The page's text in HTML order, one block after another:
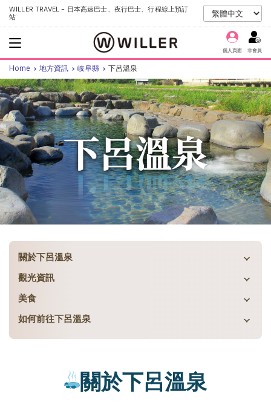
WILLER TRAVEL - 日本高速巴士、夜行巴士、行程線上預訂
站
個人頁面 非會員
Home 地方資訊 岐阜縣 下呂溫泉
關於下呂溫泉
觀光資訊
美食
如何前往下呂溫泉
關於下呂溫泉